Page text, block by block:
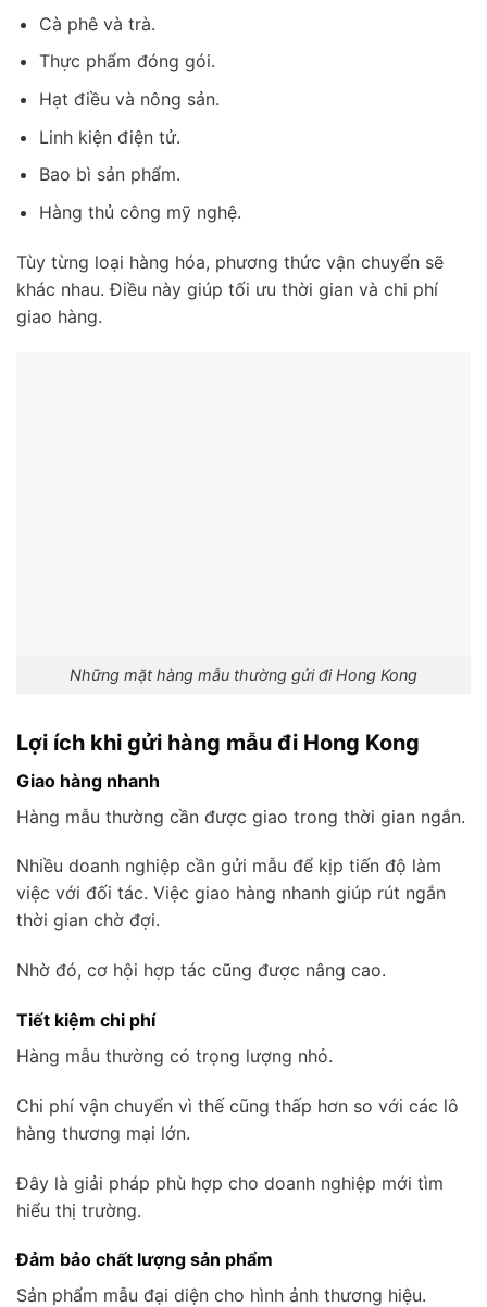
Cà phê và trà.
Thực phẩm đóng gói.
Hạt điều và nông sản.
Linh kiện điện tử.
Bao bì sản phẩm.
Hàng thủ công mỹ nghệ.
Tùy từng loại hàng hóa, phương thức vận chuyển sẽ
khác nhau. Điều này giúp tối ưu thời gian và chi phí
giao hàng.
Những mặt hàng mẫu thường gửi đi Hong Kong
Lợi ích khi gửi hàng mẫu đi Hong Kong
Giao hàng nhanh
Hàng mẫu thường cần được giao trong thời gian ngắn.
Nhiều doanh nghiệp cần gửi mẫu để kịp tiến độ làm
việc với đối tác. Việc giao hàng nhanh giúp rút ngắn
thời gian chờ đợi.
Nhờ đó, cơ hội hợp tác cũng được nâng cao.
Tiết kiệm chi phí
Hàng mẫu thường có trọng lượng nhỏ.
Chi phí vận chuyển vì thế cũng thấp hơn so với các lô
hàng thương mại lớn.
Đây là giải pháp phù hợp cho doanh nghiệp mới tìm
hiểu thị trường.
Đảm bảo chất lượng sản phẩm
Sản phẩm mẫu đại diện cho hình ảnh thương hiệu.